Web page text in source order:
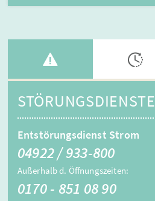
STÖRUNGSDIENSTE
Entstörungsdienst Strom
04922 / 933-800
Außerhalb d. Öffnungszeiten:
0170 - 851 08 90